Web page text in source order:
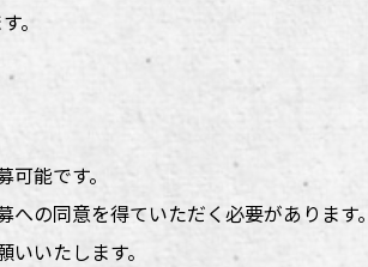
。
能です。
の同意を得ていただく必要があります。
いたします。